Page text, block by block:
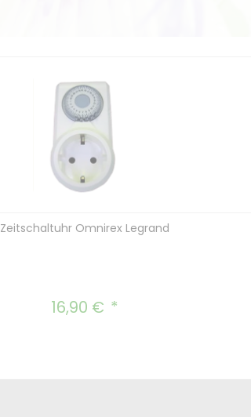
Zeitschaltuhr Omnirex Legrand
Regulärer Preis:
16,90 €